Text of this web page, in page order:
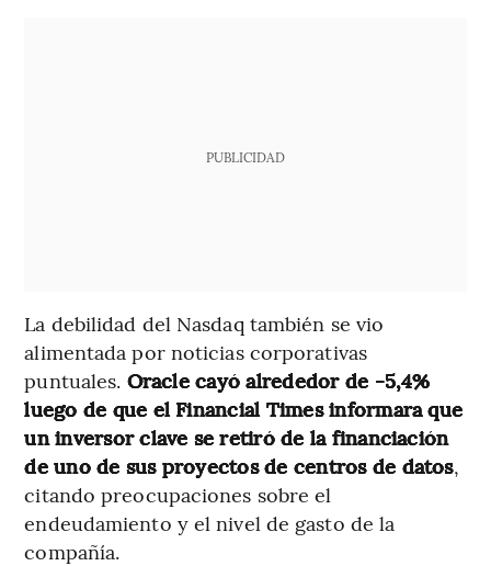
PUBLICIDAD
La debilidad del Nasdaq también se vio
alimentada por noticias corporativas
puntuales. Oracle cayó alrededor de -5,4%
luego de que el Financial Times informara que
un inversor clave se retiró de la financiación
de uno de sus proyectos de centros de datos,
citando preocupaciones sobre el
endeudamiento y el nivel de gasto de la
compañía.